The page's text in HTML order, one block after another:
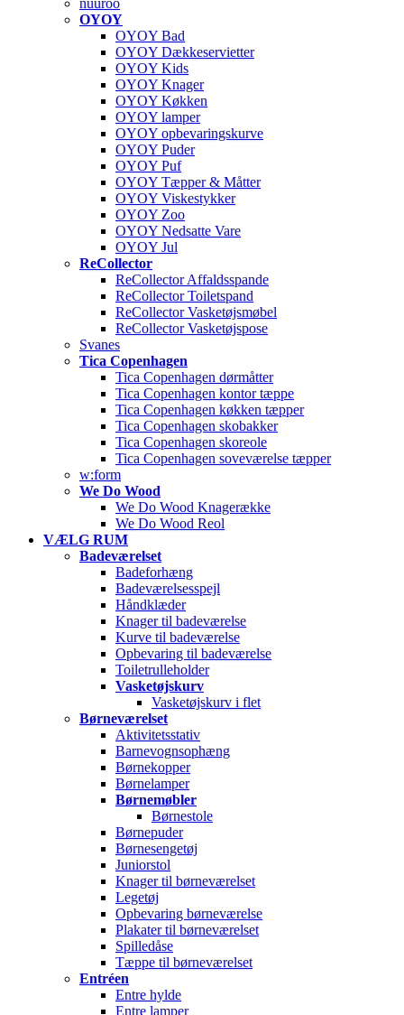
nuuroo
OYOY
OYOY Bad
OYOY Dækkeservietter
OYOY Kids
OYOY Knager
OYOY Køkken
OYOY lamper
OYOY opbevaringskurve
OYOY Puder
OYOY Puf
OYOY Tæpper & Måtter
OYOY Viskestykker
OYOY Zoo
OYOY Nedsatte Vare
OYOY Jul
ReCollector
ReCollector Affaldsspande
ReCollector Toiletspand
ReCollector Vasketøjsmøbel
ReCollector Vasketøjspose
Svanes
Tica Copenhagen
Tica Copenhagen dørmåtter
Tica Copenhagen kontor tæppe
Tica Copenhagen køkken tæpper
Tica Copenhagen skobakker
Tica Copenhagen skoreole
Tica Copenhagen soveværelse tæpper
w:form
We Do Wood
We Do Wood Knagerække
We Do Wood Reol
VÆLG RUM
Badeværelset
Badeforhæng
Badeværelsesspejl
Håndklæder
Knager til badeværelse
Kurve til badeværelse
Opbevaring til badeværelse
Toiletrulleholder
Vasketøjskurv
Vasketøjskurv i flet
Børneværelset
Aktivitetsstativ
Barnevognsophæng
Børnekopper
Børnelamper
Børnemøbler
Børnestole
Børnepuder
Børnesengetøj
Juniorstol
Knager til børneværelset
Legetøj
Opbevaring børneværelse
Plakater til børneværelset
Spilledåse
Tæppe til børneværelset
Entréen
Entre hylde
Entre lamper